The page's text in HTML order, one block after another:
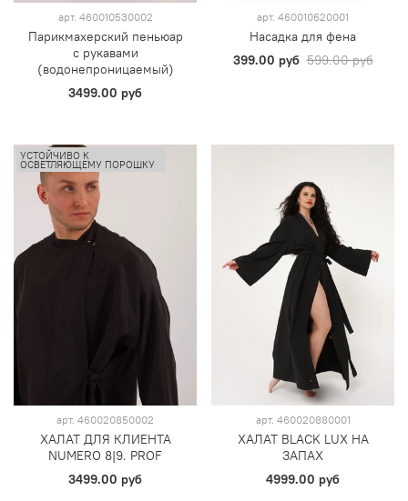
арт. 460010530002
Парикмахерский пеньюар
с рукавами
(водонепроницаемый)
3499.00 руб
арт. 460010620001
Насадка для фена
399.00 руб 599.00 руб
УСТОЙЧИВО К
ОСВЕТЛЯЮЩЕМУ ПОРОШКУ
арт. 460020850002
ХАЛАТ ДЛЯ КЛИЕНТА
NUMERO 8|9. PROF
3499.00 руб
арт. 460020880001
ХАЛАТ BLACK LUX НА
ЗАПАХ
4999.00 руб